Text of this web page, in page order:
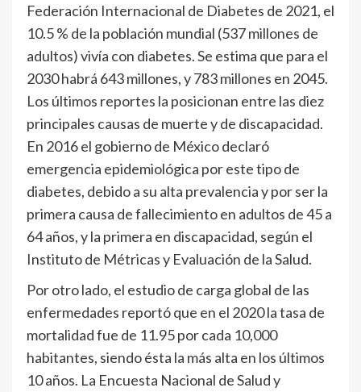
Federación Internacional de Diabetes de 2021, el
10.5 % de la población mundial (537 millones de
adultos) vivía con diabetes. Se estima que para el
2030 habrá 643 millones, y 783 millones en 2045.
Los últimos reportes la posicionan entre las diez
principales causas de muerte y de discapacidad.
En 2016 el gobierno de México declaró
emergencia epidemiológica por este tipo de
diabetes, debido a su alta prevalencia y por ser la
primera causa de fallecimiento en adultos de 45 a
64 años, y la primera en discapacidad, según el
Instituto de Métricas y Evaluación de la Salud.
Por otro lado, el estudio de carga global de las
enfermedades reportó que en el 2020 la tasa de
mortalidad fue de 11.95 por cada 10,000
habitantes, siendo ésta la más alta en los últimos
10 años. La Encuesta Nacional de Salud y